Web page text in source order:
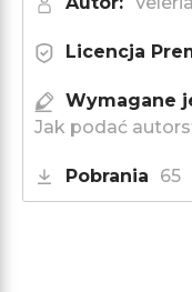
Licencja
Wymagane
Jak podać
Pobrania 65